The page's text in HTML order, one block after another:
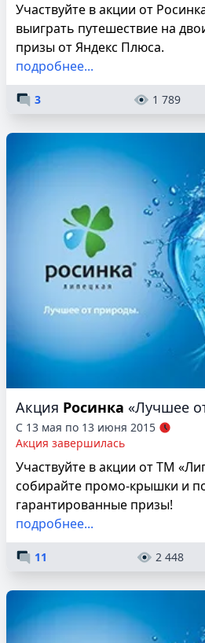
Участвуйте в акции от
выиграть путешествие на
призы от Яндекс Плюса.
подробнее...
3 1 789
Акция Росинка «Лучшее
С 13 мая по 13 июня 2015
Акция завершилась
Участвуйте в акции от ТМ
собирайте промо-крышки и
гарантированные призы!
подробнее...
11 2 448